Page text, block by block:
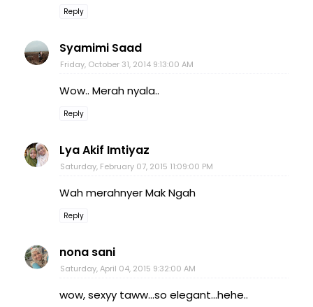
Reply
Syamimi Saad
Friday, October 31, 2014 9:13:00 AM
Wow.. Merah nyala..
Reply
Lya Akif Imtiyaz
Saturday, February 07, 2015 11:09:00 PM
Wah merahnyer Mak Ngah
Reply
nona sani
Saturday, April 04, 2015 9:32:00 AM
wow, sexyy taww...so elegant...hehe..